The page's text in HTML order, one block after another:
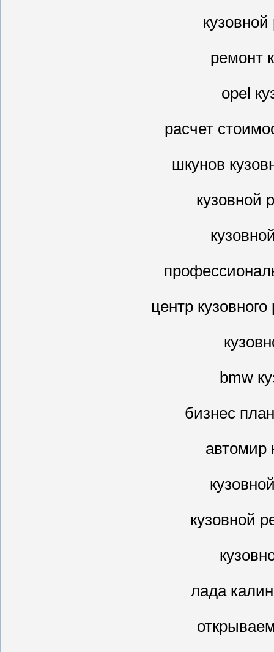
ремонт
opel
расчет
шкунов
кузовной
центр
bmw
бизнес
автомир
кузовной
лада